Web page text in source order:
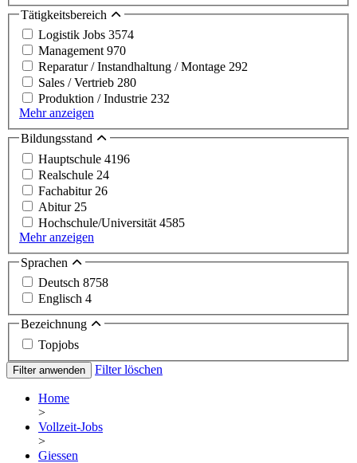
Tätigkeitsbereich
Logistik Jobs 3574
Management 970
Reparatur / Instandhaltung / Montage 292
Sales / Vertrieb 280
Produktion / Industrie 232
Mehr anzeigen
Bildungsstand
Hauptschule 4196
Realschule 24
Fachabitur 26
Abitur 25
Hochschule/Universität 4585
Mehr anzeigen
Sprachen
Deutsch 8758
Englisch 4
Bezeichnung
Topjobs
Filter anwenden Filter löschen
Home
>
Vollzeit-Jobs
>
Giessen